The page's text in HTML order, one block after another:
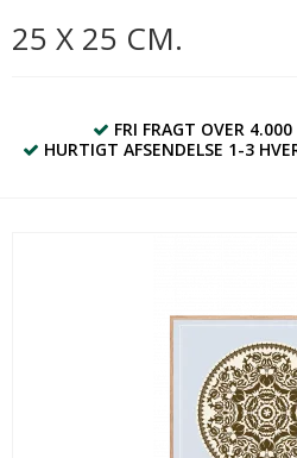
25 X 25 CM.
FRI FRAGT OVER
HURTIGT AFSENDELSE 1-3